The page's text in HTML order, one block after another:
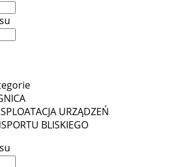
URZĄDZEŃ
BLISKIEGO